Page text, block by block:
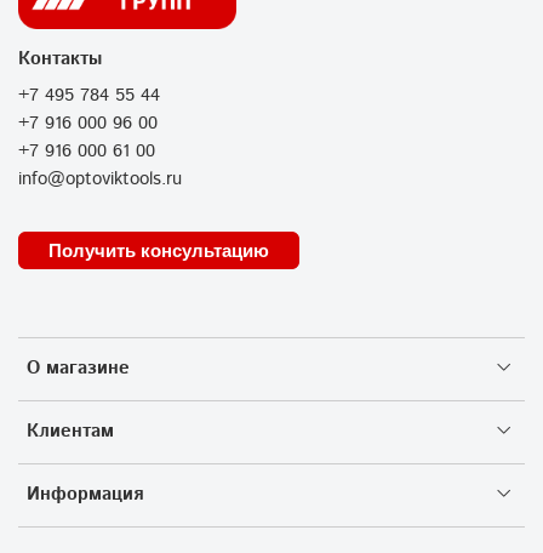
О магазине
Клиентам
Информация
Контакты
+7 495 784 55 44
+7 916 000 96 00
+7 916 000 61 00
info@optoviktools.ru
Получить консультацию